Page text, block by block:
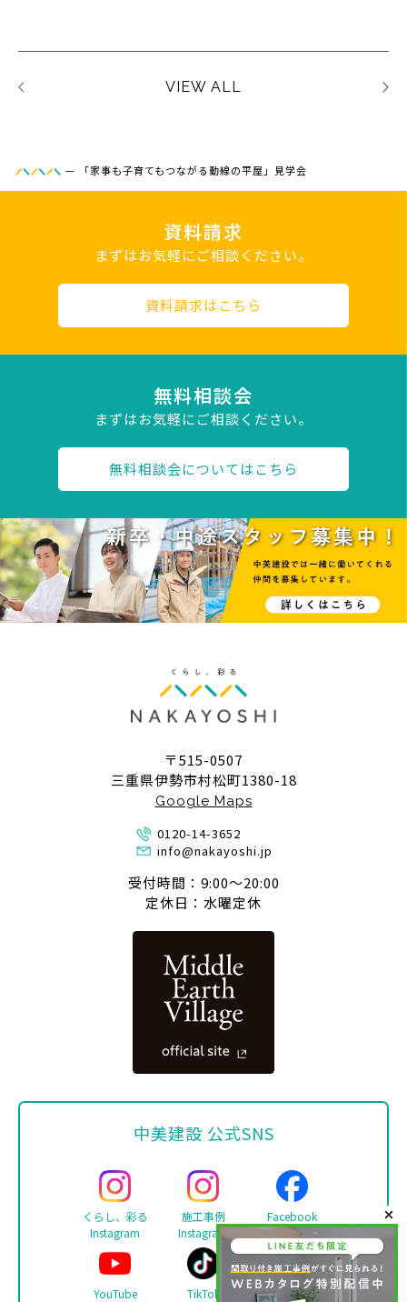
VIEW ALL
— 「家事も子育てもつながる動線の平屋」見学会
資料請求
まずはお気軽にご相談ください。
資料請求はこちら
無料相談会
まずはお気軽にご相談ください。
無料相談会についてはこちら
〒515-0507
三重県伊勢市村松町1380-18
Google Maps
0120-14-3652
info@nakayoshi.jp
受付時間：9:00〜20:00
定休日：水曜定休
中美建設 公式SNS
くらし、彩る
Instagram
施工事例
Instagram
Facebook
YouTube TikTok LINE